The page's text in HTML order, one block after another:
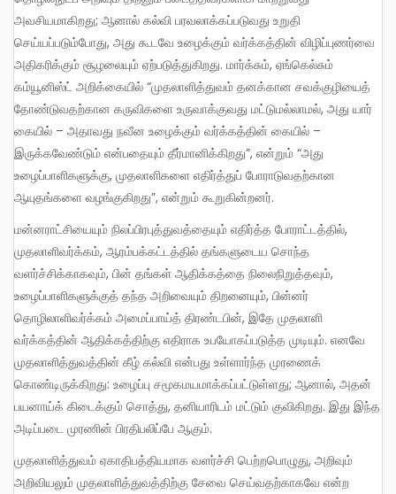
அவசியமாகிறது; ஆனால் கல்வி பரவலாக்கப்படுவது உறுதி
செய்யப்படும்போது, அது கூடவே உழைக்கும் வர்க்கத்தின் விழிப்புணர்வை
அதிகரிக்கும் சூழலையும் ஏற்படுத்துகிறது. மார்க்சும், ஏங்கெல்சும்
கம்யூனிஸ்ட் அறிக்கையில் “முதலாளித்துவம் தனக்கான சவக்குழியைத்
தோண்டுவதற்கான கருவிகளை உருவாக்குவது மட்டுமல்லாமல், அது யார்
கையில் – அதாவது நவீன உழைக்கும் வர்க்கத்தின் கையில் –
இருக்கவேண்டும் என்பதையும் தீர்மானிக்கிறது”, என்றும் “அது
உழைப்பாளிகளுக்கு, முதலாளிகளை எதிர்த்துப் போராடுவதற்கான
ஆயுதங்களை வழங்குகிறது”, என்றும் கூறுகின்றனர்.
மன்னராட்சியையும் நிலப்பிரபுத்துவத்தையும் எதிர்த்த போராட்டத்தில்,
முதலாளிவர்க்கம், ஆரம்பக்கட்டத்தில் தங்களுடைய சொந்த
வளர்ச்சிக்காகவும், பின் தங்கள் ஆதிக்கத்தை நிலைநிறுத்தவும்,
உழைப்பாளிகளுக்குத் தந்த அறிவையும் திறனையும், பின்னர்
தொழிலாளிவர்க்கம் அமைப்பாய்த் திரண்டபின், இதே முதலாளி
வர்க்கத்தின் ஆதிக்கத்திற்கு எதிராக உபயோகப்படுத்த முடியும். எனவே
முதலாளித்துவத்தின் கீழ் கல்வி என்பது உள்ளார்ந்த முரணைக்
கொண்டிருக்கிறது: உழைப்பு சமூகமயமாக்கப்பட்டுள்ளது; ஆனால், அதன்
பயனாய்க் கிடைக்கும் சொத்து, தனியாரிடம் மட்டும் குவிகிறது. இது இந்த
அடிப்படை முரணின் பிரதிபலிப்பே ஆகும்.
முதலாளித்துவம் ஏகாதிபத்தியமாக வளர்ச்சி பெற்றபொழுது, அறிவும்
அறிவியலும் முதலாளித்துவத்திற்கு சேவை செய்வதற்காகவே என்ற